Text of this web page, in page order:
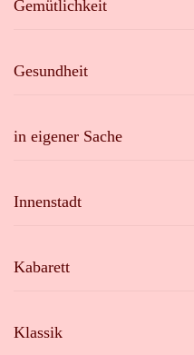
Gemütlichkeit
Gesundheit
in eigener Sache
Innenstadt
Kabarett
Klassik